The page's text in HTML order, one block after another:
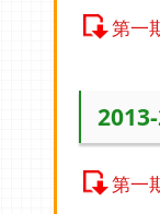
第一
第一